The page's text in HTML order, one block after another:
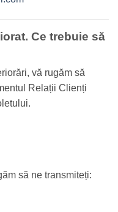
Ce trebuie să
vă rugăm să
Relații Clienți
să ne transmiteți: